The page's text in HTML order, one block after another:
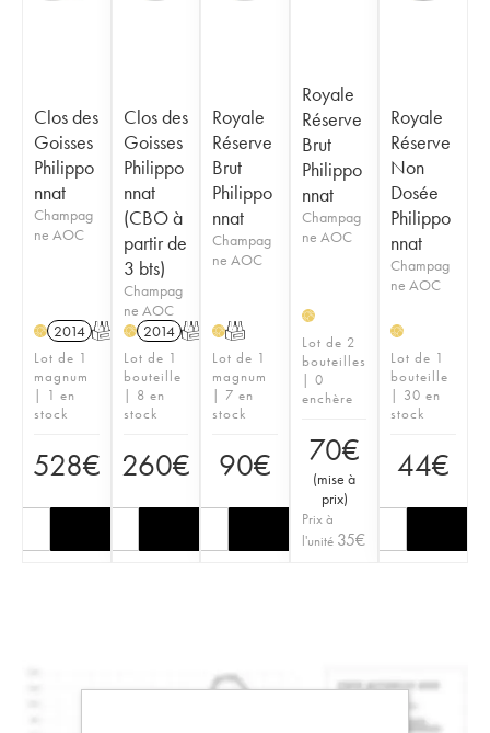
Clos des
Goisses
Philippo
nnat
Champag
ne AOC
H 2014 T
Lot de 1
magnum
| 1 en
stock
528€
Clos des
Goisses
Philippo
nnat
(CBO à
partir de
3 bts)
Champag
ne AOC
H 2014 T
Lot de 1
bouteille
| 8 en
stock
260€
Royale
Réserve
Brut
Philippo
nnat
Champag
ne AOC
HT
Lot de 1
magnum
| 7 en
stock
90€
Royale
Réserve
Brut
Philippo
nnat
Champag
ne AOC
H
Lot de 2
bouteilles
| 0
enchère
70€
(mise à
prix)
Prix à
l'unité 35€
Royale
Réserve
Non
Dosée
Philippo
nnat
Champag
ne AOC
H
Lot de 1
bouteille
| 30 en
stock
44€